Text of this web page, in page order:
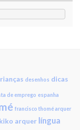
desenhos dicas
de emprego espanha
francisco thomé arquer
kiko arquer língua